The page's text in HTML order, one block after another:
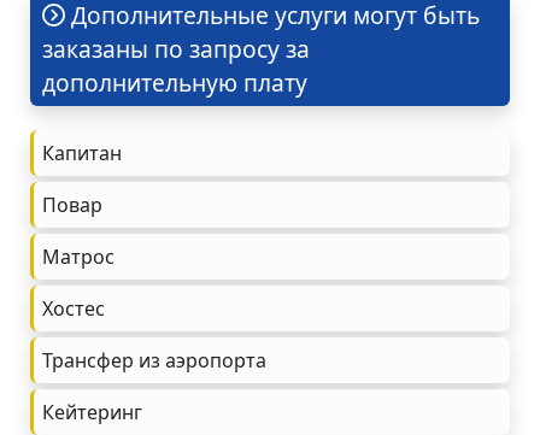
Дополнительные услуги могут быть
заказаны по запросу за
дополнительную плату
Капитан
Повар
Матрос
Хостес
Трансфер из аэропорта
Кейтеринг